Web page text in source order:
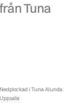
Tuna
i Tuna Alunda.